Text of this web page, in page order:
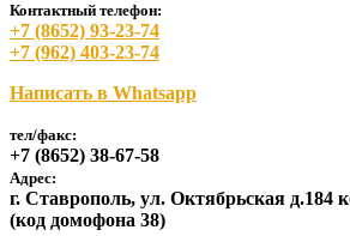
Контактный телефон:
+7 (8652) 93-23-74
+7 (962) 403-23-74
Написать в Whatsapp
тел/факс:
+7 (8652) 38-67-58
Адрес:
г. Ставрополь, ул. Октябрьская д.184
(код домофона 38)